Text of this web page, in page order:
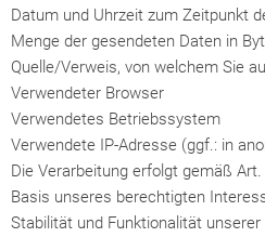
Datum und Uhrzeit zum Zeitpunkt
Menge der gesendeten Daten in
Quelle/Verweis, von welchem Sie
Verwendeter Browser
Verwendetes Betriebssystem
Verwendete IP-Adresse (ggf.: in
Die Verarbeitung erfolgt gemäß
Basis unseres berechtigten
Stabilität und Funktionalität